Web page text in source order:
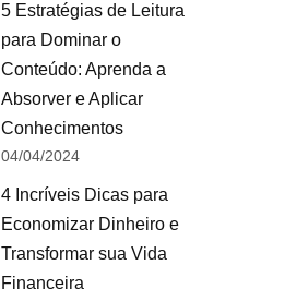
5 Estratégias de Leitura
para Dominar o
Conteúdo: Aprenda a
Absorver e Aplicar
Conhecimentos
04/04/2024
4 Incríveis Dicas para
Economizar Dinheiro e
Transformar sua Vida
Financeira